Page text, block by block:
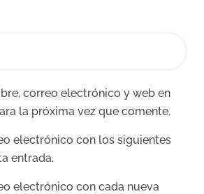
correo electrónico y web en
la próxima vez que comente.
electrónico con los siguientes
entrada.
electrónico con cada nueva